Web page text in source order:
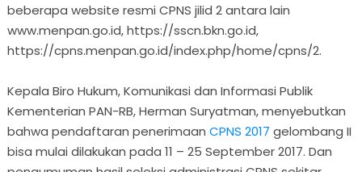
beberapa website resmi CPNS jilid 2 antara lain
www.menpan.go.id, https://sscn.bkn.go.id,
https://cpns.menpan.go.id/index.php/home/cpns/2.
Kepala Biro Hukum, Komunikasi dan Informasi Publik
Kementerian PAN-RB, Herman Suryatman, menyebutkan
bahwa pendaftaran penerimaan CPNS 2017 gelombang II
bisa mulai dilakukan pada 11 – 25 September 2017. Dan